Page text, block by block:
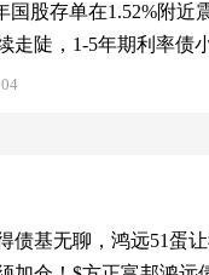
国股存单在1.52%附近
走陡，1-5年期利率债
3BP。 上周股市下跌
于近3年、5年、10年的
行涨幅靠前。（同花顺
债基无聊，鸿远51蛋